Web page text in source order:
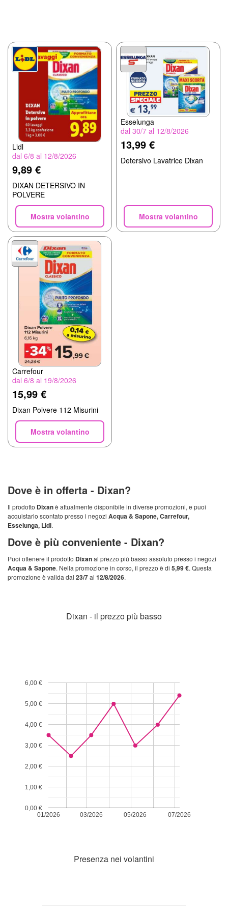
Lidl
dal 6/8 al 12/8/2026
9,89 €
DIXAN DETERSIVO IN
POLVERE
Mostra volantino
Esselunga
dal 30/7 al 12/8/2026
13,99 €
Detersivo Lavatrice Dixan
Mostra volantino
Carrefour
dal 6/8 al 19/8/2026
15,99 €
Dixan Polvere 112 Misurini
Mostra volantino
Dove è in offerta - Dixan?
Il prodotto Dixanè attualmente disponibile in diverse promozioni, e puoi
acquistarlo scontato presso i negozi Acqua & Sapone, Carrefour,
Esselunga, Lidl.
Dove è più conveniente - Dixan?
Puoi ottenere il prodotto Dixanal prezzo più basso assoluto presso i negozi
Acqua & Sapone. Nella promozione in corso, il prezzo è di 5,99 €. Questa
promozione è valida dal 23/7al 12/8/2026.
Dixan - il prezzo più basso
01/2026 03/2026 05/2026 07/2026
0,00 €
1,00 €
2,00 €
3,00 €
4,00 €
5,00 €
6,00 €
Presenza nei volantini